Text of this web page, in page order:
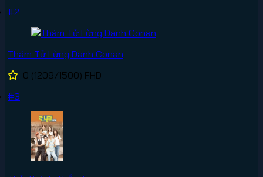
#2
Thám Tử Lừng Danh Conan
0 (1209/1500) FHD
#3